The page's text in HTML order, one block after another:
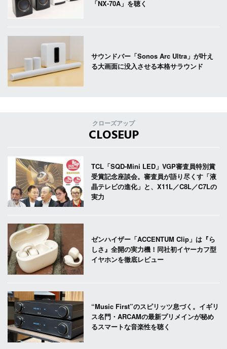
「NX-70A」を聴く
サウンドバー「Sonos Arc Ultra」が叶え
る大画面に没入させる本格サラウンド
クローズアップ
CLOSEUP
TCL「SQD-Mini LED」VGP審査員特別賞
受賞記念座談会。審査員が語り尽くす「液
晶テレビの進化」と、X11L／C8L／C7Lの
実力
ゼンハイザー「ACCENTUM Clip」は『ら
しさ』全開の実力機！同社初イヤーカフ型
イヤホンを徹底レビュー
“Music First”のスピリッツ息づく。イギリ
ス名門・ARCAMの最新プリメインが秘め
るスマートな音楽性を聴く